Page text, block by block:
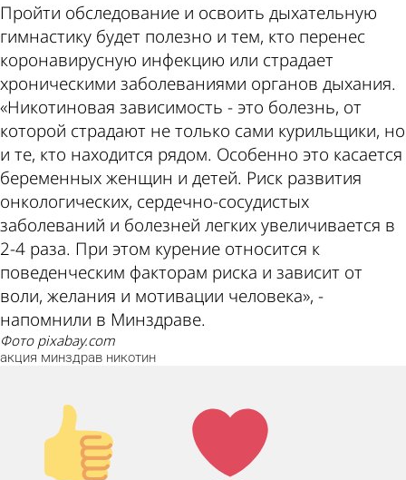
Пройти обследование и освоить дыхательную
гимнастику будет полезно и тем, кто перенес
коронавирусную инфекцию или страдает
хроническими заболеваниями органов дыхания.
«Никотиновая зависимость - это болезнь, от
которой страдают не только сами курильщики, но
и те, кто находится рядом. Особенно это касается
беременных женщин и детей. Риск развития
онкологических, сердечно-сосудистых
заболеваний и болезней легких увеличивается в
2-4 раза. При этом курение относится к
поведенческим факторам риска и зависит от
воли, желания и мотивации человека», -
напомнили в Минздраве.
фото pixabay.com
акция минздрав никотин
Палец
вверх!
Лайк!